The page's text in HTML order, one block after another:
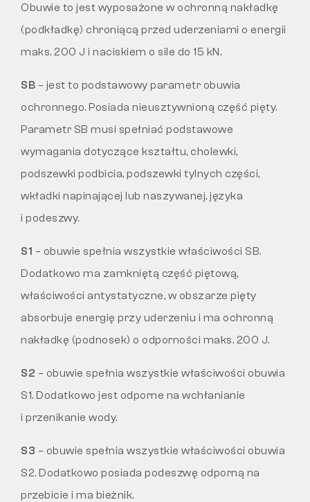
Obuwie to jest wyposażone w ochronną nakładkę
(podkładkę) chroniącą przed uderzeniami o energii
maks. 200 J i naciskiem o sile do 15 kN.
SB – jest to podstawowy parametr obuwia
ochronnego. Posiada nieusztywnioną część pięty.
Parametr SB musi spełniać podstawowe
wymagania dotyczące kształtu, cholewki,
podszewki podbicia, podszewki tylnych części,
wkładki napinającej lub naszywanej, języka
i podeszwy.
S1 – obuwie spełnia wszystkie właściwości SB.
Dodatkowo ma zamkniętą część piętową,
właściwości antystatyczne, w obszarze pięty
absorbuje energię przy uderzeniu i ma ochronną
nakładkę (podnosek) o odporności maks. 200 J.
S2 – obuwie spełnia wszystkie właściwości obuwia
S1. Dodatkowo jest odporne na wchłanianie
i przenikanie wody.
S3 – obuwie spełnia wszystkie właściwości obuwia
S2. Dodatkowo posiada podeszwę odporną na
przebicie i ma bieżnik.